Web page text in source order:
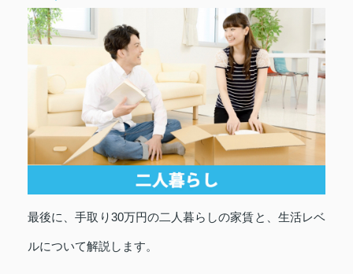
最後に、手取り30万円の二人暮らしの家賃と、生活レベ
ルについて解説します。